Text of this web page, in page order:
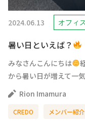
2024.06.13 オフィ
暑い日といえば？
みなさんこんにちは
から暑い日が増えて一
Rion Imamura
CREDO メンバー紹介